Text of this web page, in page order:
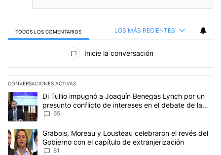
TODOS LOS COMENTARIOS LOS MÁS RECIENTES
Todos los comentarios
Inicie la conversación
CONVERSACIONES ACTIVAS
Este listado muestra los artículos con más comentarios en los
Un artículo de tendencia con el título "Di Tullio impugnó a
Di Tullio impugnó a Joaquín Benegas Lynch por un
presunto conflicto de intereses en el debate de la
Ley de Tierras
65
Un artículo de tendencia con el título "Grabois, Moreau y
Grabois, Moreau y Lousteau celebraron el revés del
Gobierno con el capítulo de extranjerización
81